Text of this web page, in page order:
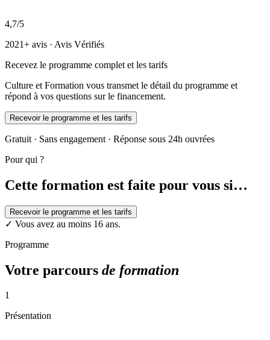
4,7/5
2021+ avis · Avis Vérifiés
Recevez le programme complet et les tarifs
Culture et Formation vous transmet le détail du programme et
répond à vos questions sur le financement.
Recevoir le programme et les tarifs
Gratuit · Sans engagement · Réponse sous 24h ouvrées
Pour qui ?
Cette formation est faite pour vous si…
Recevoir le programme et les tarifs
✓ Vous avez au moins 16 ans.
Programme
Votre parcours de formation
1
Présentation